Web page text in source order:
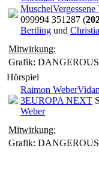
MuschelVergessene
099994 351287 (
Bertling und
Mitwirkung:
Grafik:
Hörspiel
Raimon Weber
3EUROPA NEXT
Weber
Mitwirkung:
Grafik: